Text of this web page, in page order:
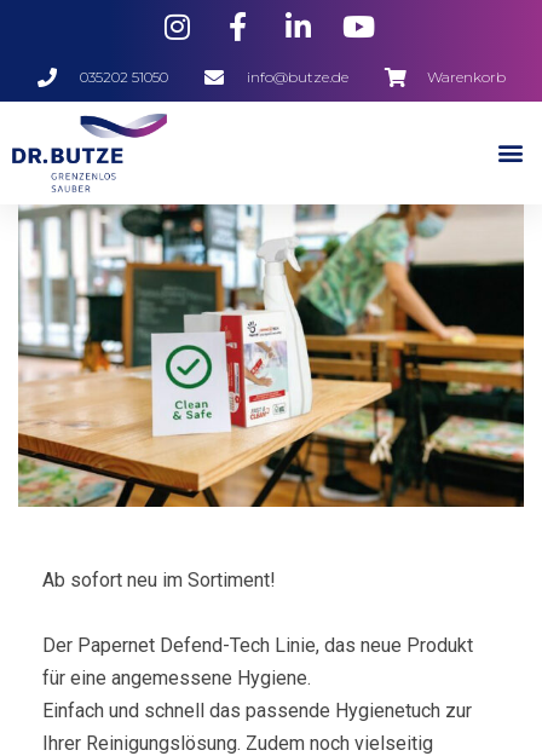
035202 51050 info@butze.de Warenkorb
Ab sofort neu im Sortiment!
Der Papernet Defend-Tech Linie, das neue Produkt
für eine angemessene Hygiene.
Einfach und schnell das passende Hygienetuch zur
Ihrer Reinigungslösung. Zudem noch vielseitig